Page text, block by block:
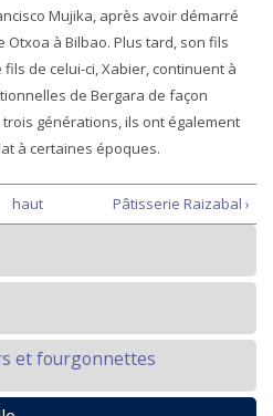
Mujika, après avoir démarré
à Bilbao. Plus tard, son fils
de celui-ci, Xabier, continuent à
de Bergara de façon
générations, ils ont également
à certaines époques.
haut Pâtisserie Raizabal ›
et fourgonnettes